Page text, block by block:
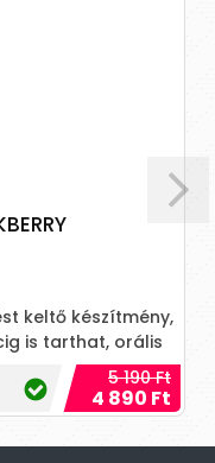
keltő készítmény,
is tarthat, orális
5 190 Ft
4 890 Ft